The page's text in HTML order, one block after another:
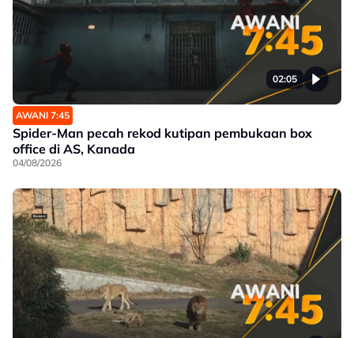
02:05
AWANI 7:45
Spider-Man pecah rekod kutipan pembukaan box
office di AS, Kanada
04/08/2026